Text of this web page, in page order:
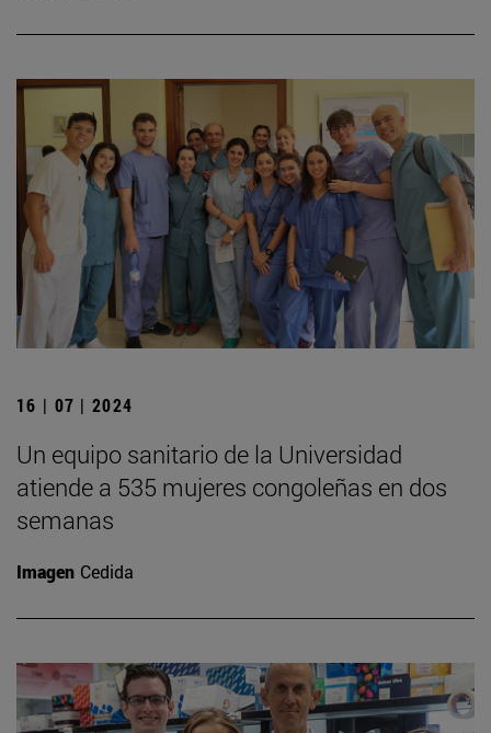
16 | 07 | 2024
Un equipo sanitario de la Universidad
atiende a 535 mujeres congoleñas en dos
semanas
Imagen Cedida